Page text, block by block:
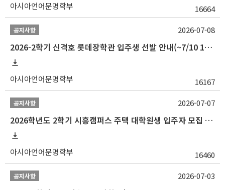
아시아언어문명학부 16664
공지사항
2026-2학기 신격호 롯데장학관 입주생 선발 안내(~7/10 10:00)
아시아언어문명학부 16167
2026-07-08
공지사항
2026학년도 2학기 시흥캠퍼스 주택 대학원생 입주자 모집 안내
아시아언어문명학부 16460
2026-07-07
공지사항 2026-07-03